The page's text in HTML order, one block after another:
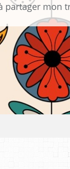
partager mon